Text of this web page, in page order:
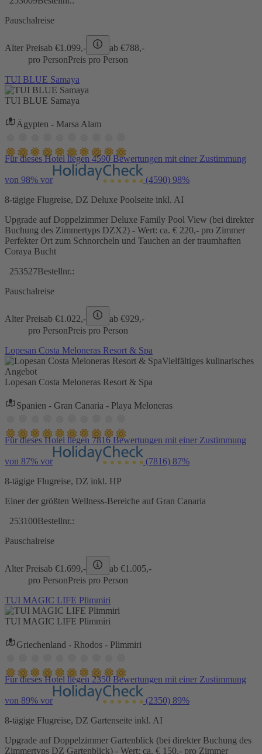
Pauschalreise
Alter Preisab €1.099,- ab €788,-
pro PersonPreis pro Person
TUI BLUE Samaya
TUI BLUE Samaya
Ägypten - Marsa Alam
Für dieses Hotel liegen 4590 Bewertungen mit einer Zustimmung
von 98% vor (4590) 98%
8-tägige Flugreise, DZ Deluxe Poolseite inkl. AI
Upgrade auf Doppelzimmer Deluxe Family Pool View (bei direkter
Buchung des Zimmertyps DZX2) - Wert: ca. € 220,- pro Zimmer
Perfekter Ort zum Schnorcheln und Tauchen an der traumhaften
Coraya Bucht
253527Bestellnr.:
Pauschalreise
Alter Preisab €1.022,- ab €929,-
pro PersonPreis pro Person
Lopesan Costa Meloneras Resort & Spa
Vielfältiges kulinarisches
Angebot
Lopesan Costa Meloneras Resort & Spa
Spanien - Gran Canaria - Playa Meloneras
Für dieses Hotel liegen 7816 Bewertungen mit einer Zustimmung
von 87% vor (7816) 87%
8-tägige Flugreise, DZ inkl. HP
Einer der größten Wellness-Bereiche auf Gran Canaria
253100Bestellnr.:
Pauschalreise
Alter Preisab €1.699,- ab €1.005,-
pro PersonPreis pro Person
TUI MAGIC LIFE Plimmiri
TUI MAGIC LIFE Plimmiri
Griechenland - Rhodos - Plimmiri
Für dieses Hotel liegen 2350 Bewertungen mit einer Zustimmung
von 89% vor (2350) 89%
8-tägige Flugreise, DZ Gartenseite inkl. AI
Upgrade auf Doppelzimmer Gartenblick (bei direkter Buchung des
Zimmertyps DZ Gartenblick) - Wert: ca. € 150,- pro Zimmer